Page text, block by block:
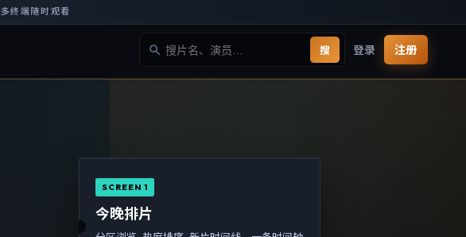
多终端随时观看
搜 登录 注册
SCREEN 1
今晚排片